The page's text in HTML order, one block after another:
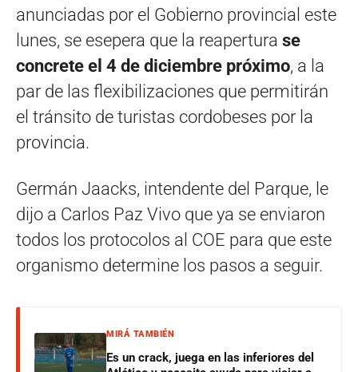
anunciadas por el Gobierno provincial este
lunes, se esepera que la reapertura se
concrete el 4 de diciembre próximo, a la
par de las flexibilizaciones que permitirán
el tránsito de turistas cordobeses por la
provincia.
Germán Jaacks, intendente del Parque, le
dijo a Carlos Paz Vivo que ya se enviaron
todos los protocolos al COE para que este
organismo determine los pasos a seguir.
MIRÁ TAMBIÉN
Es un crack, juega en las inferiores del